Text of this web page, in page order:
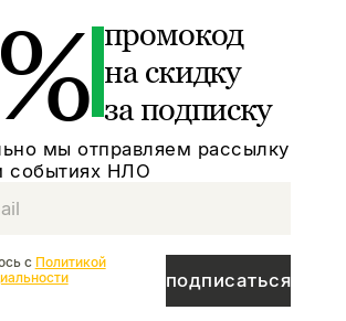
промокод
на скидку
за подписку
мы отправляем рассылку
событиях НЛО
подписаться
с Политикой